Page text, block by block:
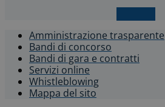
Amministrazione trasparente
Bandi di concorso
Bandi di gara e contratti
Servizi online
Whistleblowing​
Mappa del sito